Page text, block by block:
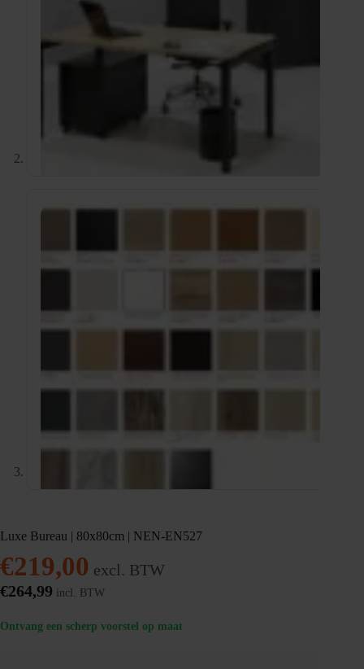
Luxe Bureau | 80x80cm | NEN-EN527
€219,00 excl. BTW
€264,99 incl. BTW
Ontvang een scherp voorstel op maat